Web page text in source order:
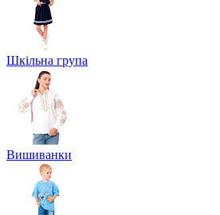
Шкільна група
Вишиванки